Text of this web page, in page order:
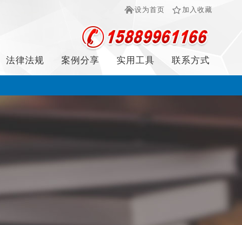
设为首页 加入收藏
法律法规 案例分享 实用工具 联系方式